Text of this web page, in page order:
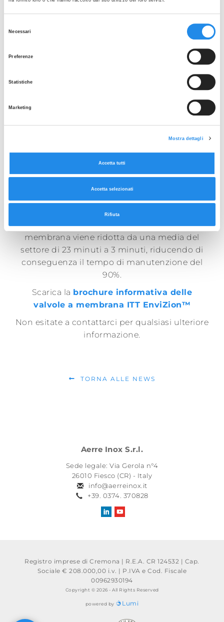
Necessari
Preferenze
Statistiche
Marketing
Mostra dettagli
Accetta tutti
Accetta selezionati
Rifiuta
utilizza un concetto
innovativo di montaggio e rotazione che
permette uno smontaggio facile e rapido della
valvola, inoltre elimina gli effetti dei cicli
• Manutenzione senza l’impiego di utensili:
non sono richiesti utensili per l’installazione
della valvola e per la sostituzione della
membrana, semplificando in tal modo il
processo di manutenzione.
• Risparmio di tempo: la sostituzione della
membrana viene ridotta da una media del
settore di 23 minuti a 3 minuti, riducendo di
conseguenza il tempo di manutenzione del
90%.
Scarica la brochure informativa delle
valvole a membrana ITT EnviZion™
Non esitate a contattarci per qualsiasi ulteriore
informazione.
TORNA ALLE NEWS
Aerre Inox S.r.l.
Sede legale: Via Gerola n°4
26010 Fiesco (CR) - Italy
info@aerreinox.it
+39. 0374. 370828
Registro imprese di Cremona | R.E.A. CR 124532 | Cap.
Sociale € 208.000,00 i.v. | P.IVA e Cod. Fiscale
00962930194
Copyright © 2026 - All Rights Reserved
powered by Lumi